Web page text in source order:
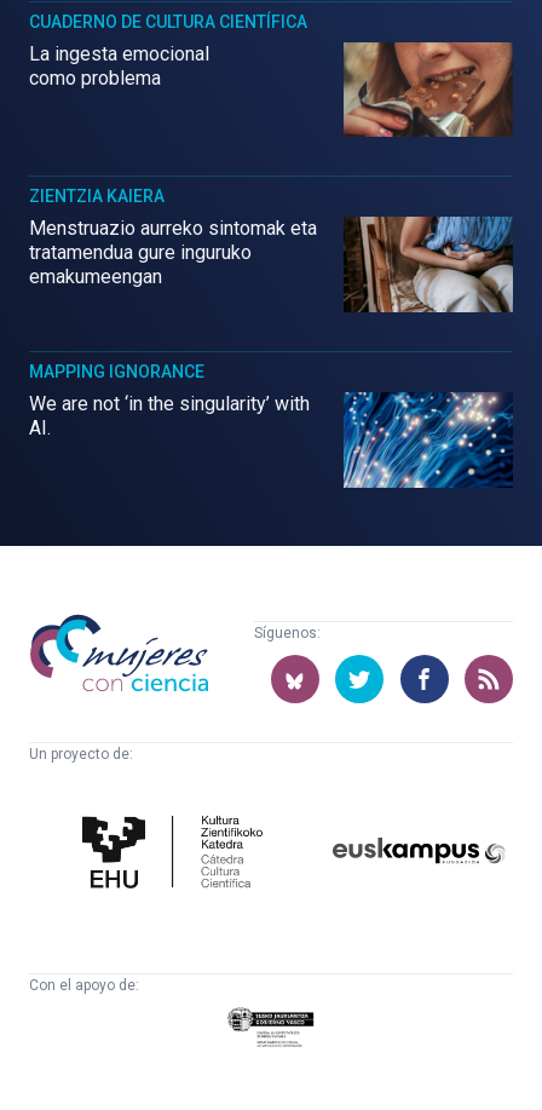
CUADERNO DE CULTURA CIENTÍFICA
La ingesta emocional
como problema
ZIENTZIA KAIERA
Menstruazio aurreko sintomak eta
tratamendua gure inguruko
emakumeengan
MAPPING IGNORANCE
We are not ‘in the singularity’ with
AI.
Mujeres
con
ciencia
Síguenos:
Un proyecto de:
Cultura
Científica
Con el apoyo de:
Eusko
Jaurlaritza